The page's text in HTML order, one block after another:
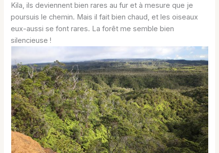
Kila, ils deviennent bien rares au fur et à mesure que je
poursuis le chemin. Mais il fait bien chaud, et les oiseaux
eux-aussi se font rares. La forêt me semble bien
silencieuse !